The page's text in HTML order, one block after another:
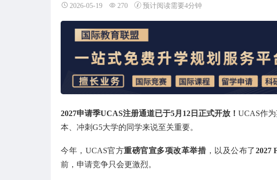
2026-05-19 270 预计阅读需要4分钟
2027申请季UCAS注册通道已于5月12日正式开放！ UCAS作
本、冲刺G5大学的同学来说至关重要。
今年，UCAS官方重磅官宣多项改革举措，以及公布了2027
前，申请竞争只会更激烈。